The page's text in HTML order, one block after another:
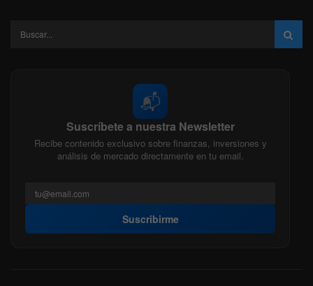
📬
Suscríbete a nuestra Newsletter
Recibe contenido exclusivo sobre finanzas, inversiones y
análisis de mercado directamente en tu email.
Suscribirme